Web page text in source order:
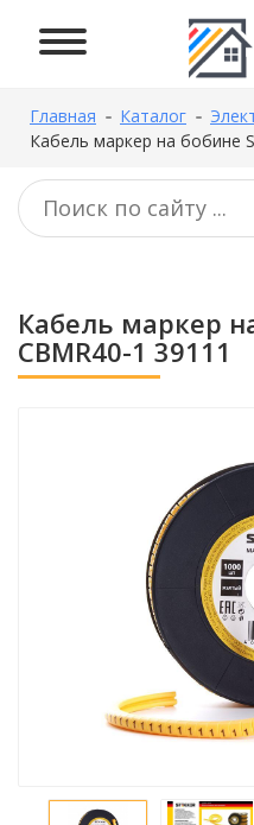
Главная Каталог
Кабель маркер на бобине
Кабель маркер
CBMR40-1 39111